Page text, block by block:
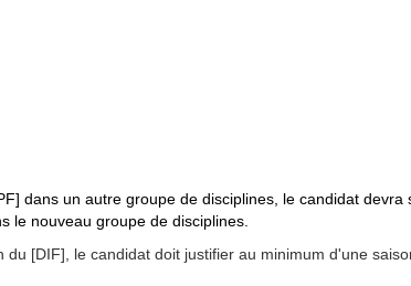
dans un autre groupe de disciplines, le candidat
le nouveau groupe de disciplines.
[DIF], le candidat doit justifier au minimum d'une